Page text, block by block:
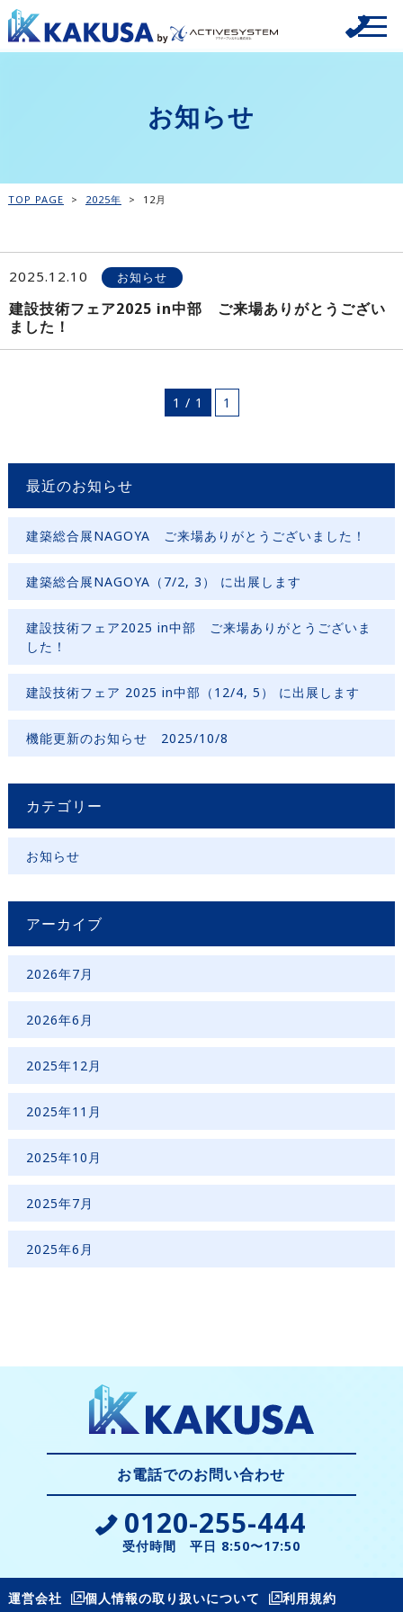
お知らせ
TOP PAGE > 2025年 > 12月
2025.12.10 お知らせ
建設技術フェア2025 in中部 ご来場ありがとうござい
ました！
1 / 1 1
最近のお知らせ
建築総合展NAGOYA ご来場ありがとうございました！
建築総合展NAGOYA（7/2, 3） に出展します
建設技術フェア2025 in中部 ご来場ありがとうございま
した！
建設技術フェア 2025 in中部（12/4, 5） に出展します
機能更新のお知らせ 2025/10/8
カテゴリー
お知らせ
アーカイブ
2026年7月
2026年6月
2025年12月
2025年11月
2025年10月
2025年7月
2025年6月
お電話でのお問い合わせ
0120-255-444
受付時間 平日 8:50〜17:50
運営会社 個人情報の取り扱いについて 利用規約